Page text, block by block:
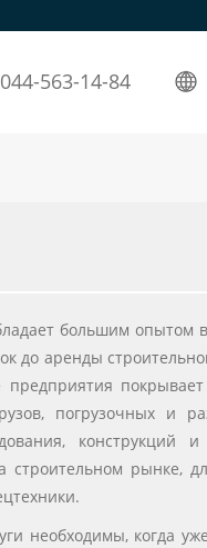
563-14-84
большим опытом
до аренды
предприятия
погрузочных и
строительном рынке,
необходимы, когда